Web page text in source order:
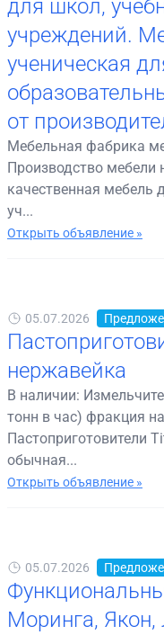
для школ,
учреждений.
ученическая
от
Мебельная фабрика
Производство мебели
качественная мебель
уч...
Открыть объявление »
05.07.2026
нержавейка
В наличии:
тонн в час) фракция
Пастоприготовители
обычная...
Открыть объявление »
05.07.2026
Моринга,